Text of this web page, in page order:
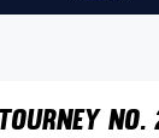
Tourney